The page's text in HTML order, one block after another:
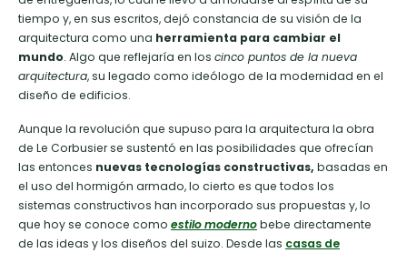
tiempo y, en sus escritos, dejó constancia de su visión de la
arquitectura como una herramienta para cambiar el
mundo. Algo que reflejaría en los cinco puntos de la nueva
arquitectura, su legado como ideólogo de la modernidad en el
diseño de edificios.
Aunque la revolución que supuso para la arquitectura la obra
de Le Corbusier se sustentó en las posibilidades que ofrecían
las entonces nuevas tecnologías constructivas, basadas en
el uso del hormigón armado, lo cierto es que todos los
sistemas constructivos han incorporado sus propuestas y, lo
que hoy se conoce como estilo modernobebe directamente
de las ideas y los diseños del suizo. Desde las casas de